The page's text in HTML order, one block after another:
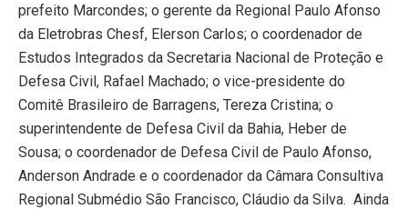
prefeito Marcondes; o gerente da Regional Paulo Afonso
da Eletrobras Chesf, Elerson Carlos; o coordenador de
Estudos Integrados da Secretaria Nacional de Proteção e
Defesa Civil, Rafael Machado; o vice-presidente do
Comitê Brasileiro de Barragens, Tereza Cristina; o
superintendente de Defesa Civil da Bahia, Heber de
Sousa; o coordenador de Defesa Civil de Paulo Afonso,
Anderson Andrade e o coordenador da Câmara Consultiva
Regional Submédio São Francisco, Cláudio da Silva. Ainda